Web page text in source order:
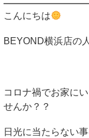
こんにちは
BEYOND横浜店の
コロナ禍でお家に
せんか？？
日光に当たらない